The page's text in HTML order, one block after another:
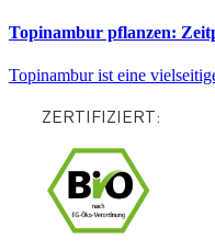
Topinambur pflanzen:
Topinambur ist eine
ZERTIFIZIERT: